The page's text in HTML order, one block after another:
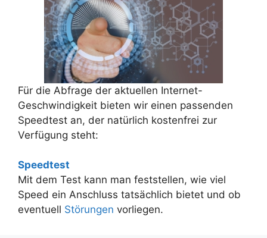
Für die Abfrage der aktuellen Internet-
Geschwindigkeit bieten wir einen passenden
Speedtest an, der natürlich kostenfrei zur
Verfügung steht:
Speedtest
Mit dem Test kann man feststellen, wie viel
Speed ein Anschluss tatsächlich bietet und ob
eventuell Störungen vorliegen.